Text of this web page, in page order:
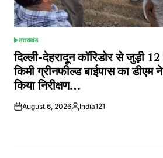
POSTED
IN
उत्तराखंड
दिल्ली-देहरादून कॉरिडोर से जुड़ी 12
किमी ग्रीनफील्ड बाईपास का डीएम ने
किया निरीक्षण…
August 6, 2026Posted
India121